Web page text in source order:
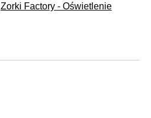
Zorki Factory - Oświetlenie